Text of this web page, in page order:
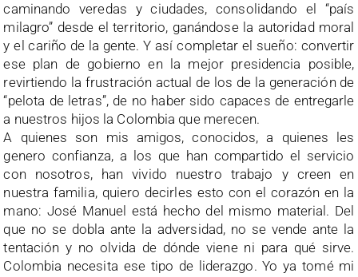
caminando veredas y ciudades, consolidando el “país
milagro” desde el territorio, ganándose la autoridad moral
y el cariño de la gente. Y así completar el sueño: convertir
ese plan de gobierno en la mejor presidencia posible,
revirtiendo la frustración actual de los de la generación de
“pelota de letras”, de no haber sido capaces de entregarle
a nuestros hijos la Colombia que merecen.
A quienes son mis amigos, conocidos, a quienes les
genero confianza, a los que han compartido el servicio
con nosotros, han vivido nuestro trabajo y creen en
nuestra familia, quiero decirles esto con el corazón en la
mano: José Manuel está hecho del mismo material. Del
que no se dobla ante la adversidad, no se vende ante la
tentación y no olvida de dónde viene ni para qué sirve.
Colombia necesita ese tipo de liderazgo. Yo ya tomé mi